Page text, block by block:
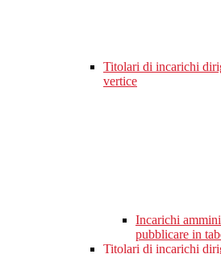
Titolari di incarichi
vertice
Incarichi
pubblicare in
Titolari di incarichi